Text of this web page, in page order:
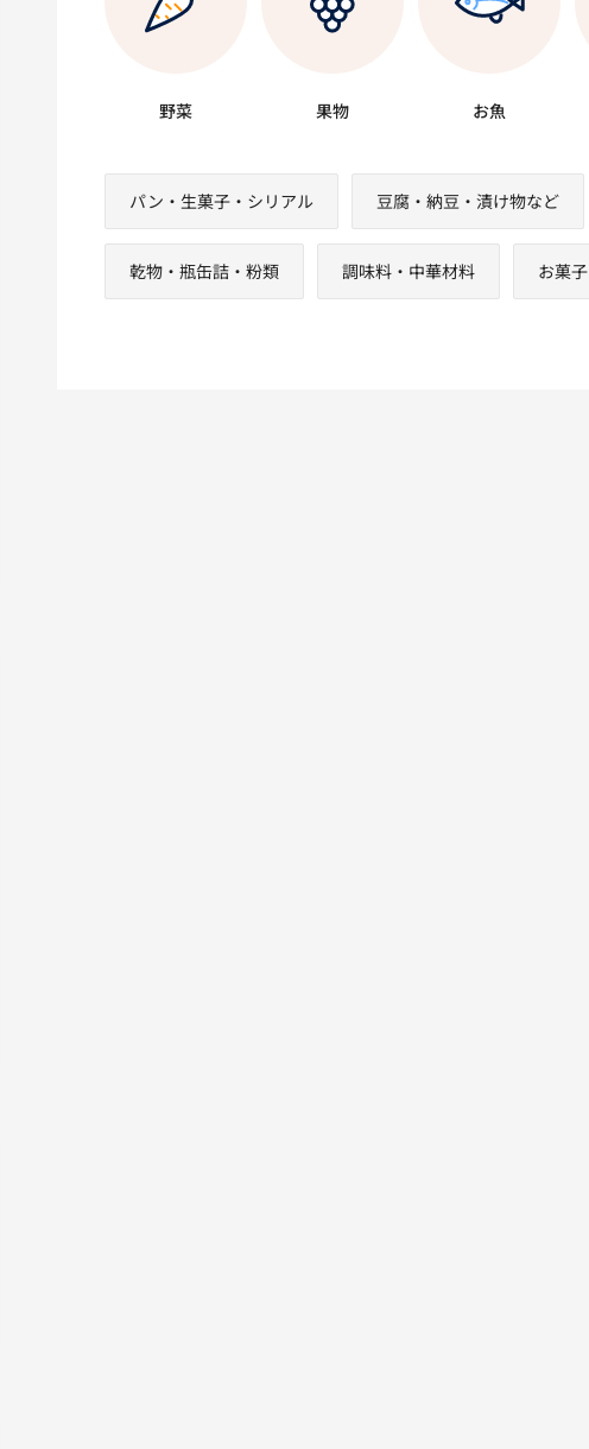
野菜 果物 お魚
パン・生菓子・シリアル 豆腐・納豆・漬け物など
乾物・瓶缶詰・粉類 調味料・中華材料 お菓子